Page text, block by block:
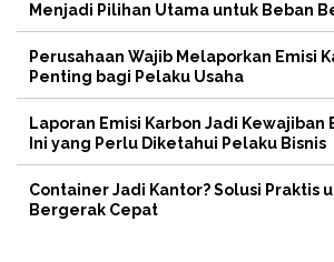
Menjadi Pilihan Utama untuk Beban
Perusahaan Wajib Melaporkan Emisi
Penting bagi Pelaku Usaha
Laporan Emisi Karbon Jadi Kewajiban
Ini yang Perlu Diketahui Pelaku Bisnis
Container Jadi Kantor? Solusi Praktis
Bergerak Cepat